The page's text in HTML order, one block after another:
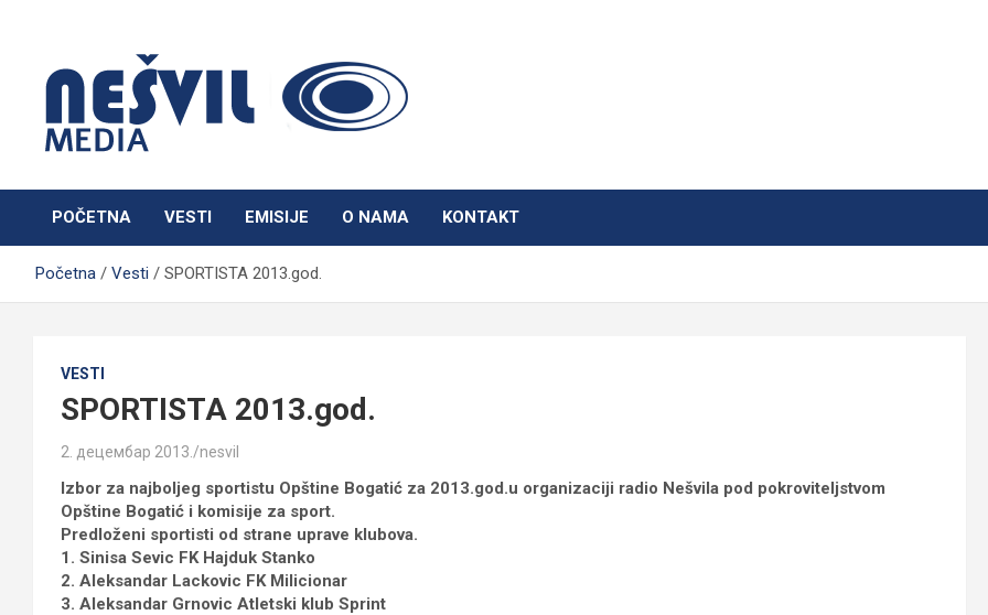
Nešvil Media Bogatić
POČETNA VESTI EMISIJE O NAMA KONTAKT
Početna Vesti SPORTISTA 2013.god.
VESTI
SPORTISTA 2013.god.
2. децембар 2013. nesvil
Izbor za najboljeg sportistu Opštine Bogatić za 2013.god.u organizaciji radio Nešvila pod pokroviteljstvom
Opštine Bogatić i komisije za sport.
Predloženi sportisti od strane uprave klubova.
1. Sinisa Sevic FK Hajduk Stanko
2. Aleksandar Lackovic FK Milicionar
3. Aleksandar Grnovic Atletski klub Sprint